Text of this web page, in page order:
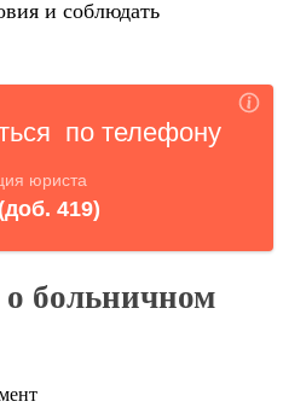
и соблюдать
больничном